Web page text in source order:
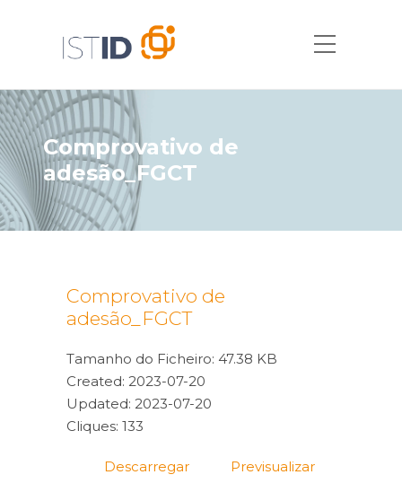
Comprovativo de
adesão_FGCT
Comprovativo de
adesão_FGCT
Tamanho do Ficheiro: 47.38 KB
Created: 2023-07-20
Updated: 2023-07-20
Cliques: 133
Descarregar Previsualizar